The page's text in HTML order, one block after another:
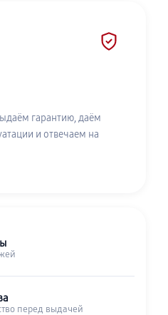
гарантию, даём
и отвечаем на
перед выдачей